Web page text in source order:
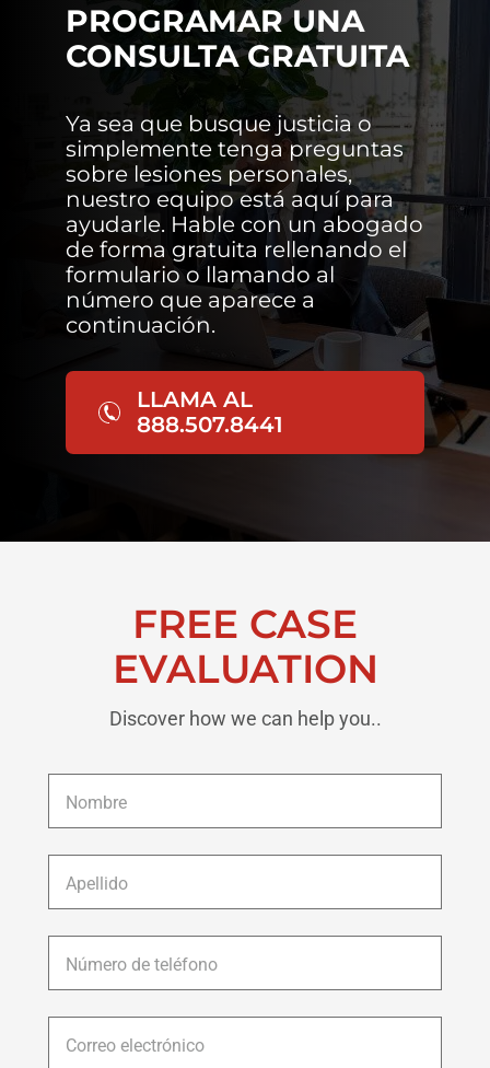
PROGRAMAR UNA
CONSULTA GRATUITA
Ya sea que busque justicia o
simplemente tenga preguntas
sobre lesiones personales,
nuestro equipo está aquí para
ayudarle. Hable con un abogado
de forma gratuita rellenando el
formulario o llamando al
número que aparece a
continuación.
LLAMA AL
888.507.8441
FREE CASE
EVALUATION
Discover how we can help you..
Nombre *
Apellido *
Número
de
teléfono *
Correo
electrónico *